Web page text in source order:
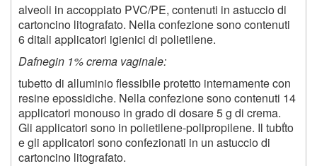
alveoli in accoppiato PVC/PE, contenuti in astuccio di
cartoncino litografato. Nella confezione sono contenuti
6 ditali applicatori igienici di polietilene.
Dafnegin 1% crema vaginale:
tubetto di alluminio flessibile protetto internamente con
resine epossidiche. Nella confezione sono contenuti 14
applicatori monouso in grado di dosare 5 g di crema.
Gli applicatori sono in polietilene-polipropilene. Il tubťto
e gli applicatori sono confezionati in un astuccio di
cartoncino litografato.